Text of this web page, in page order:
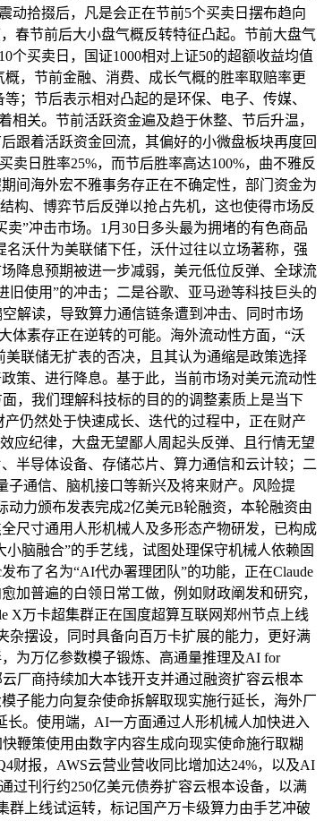
动拾掇后，凡是会正在节前5个买卖日摆布趋向
春节前后大小盘气概反转特征凸起。节前大盘气
买卖日，国证1000相对上证50的超额收益均值
，节前金融、消费、成长气概的胜率取赔率更
；节后表示相对凸起的是环保、电子、传媒、
关。节前活跃资金遍及趋于休整、节后升温，
跟着活跃资金回流，其偏好的小微盘板块再度回
卖日胜率25%，而节后胜率高达100%，曲不雅反
间海外宏不雅事务存正在不确定性，部门资金为
构、博弈节后反弹以抢占先机，这也使得市场反
”冲击市场。1月30日多头最为拥堵的有色商品
沃什为美联储下任，沃什过往以立场著称，强
降息预期被进一步减弱，美元低位反弹、全球流
使用”的冲击；二是谷歌、亚马逊等科技巨头的
解读，导致算力通信链条遭到冲击、同时市场
体素存正在逆转的可能。海外流动性方面，“沃
联储无扩表的否决，且其认为通缩是政策选择
策、进行降息。基于此，当前市场对美元流动性
，我们理解科技标的目的的调整素质上是当下
仍然处于快速成长、迭代的过程中，正在财产
应纪律，大盘无望鄙人周起头反弹、且行情无望
半导体设备、存储芯片、算力通信和云计较；二
通信、脑机接口等新兴及将来财产。风险提
力颁布发表完成2亿美元B轮融资，本轮融资由
尺寸通用人形机械人及多形态产物研发，已构成
脑融合”的手艺线，试图处理保守机械人依赖固
布了名为“AI代办署理团队”的功能，正在Claude
加普遍的白领日常工做，例如财政阐发和研究，
X万卡超集群正在国度超算互联网郑州节点上线
摆设，同时具备向百万卡扩展的能力，更好满
为万亿参数模子锻炼、高通量推理及AI for
厂商持续加大本钱开支并通过融资扩容云根本
子能力向复杂使命拆解取现实施行延长，海外厂
。使用端，AI一方面通过人形机械人加快进入
鞭策使用由数字内容生成向现实使命施行取糊
财报，AWS云营业营收同比增加达24%，以及AI
过刊行约250亿美元债券扩容云根本设备，以满
群上线试运转，标记国产万卡级算力由手艺冲破